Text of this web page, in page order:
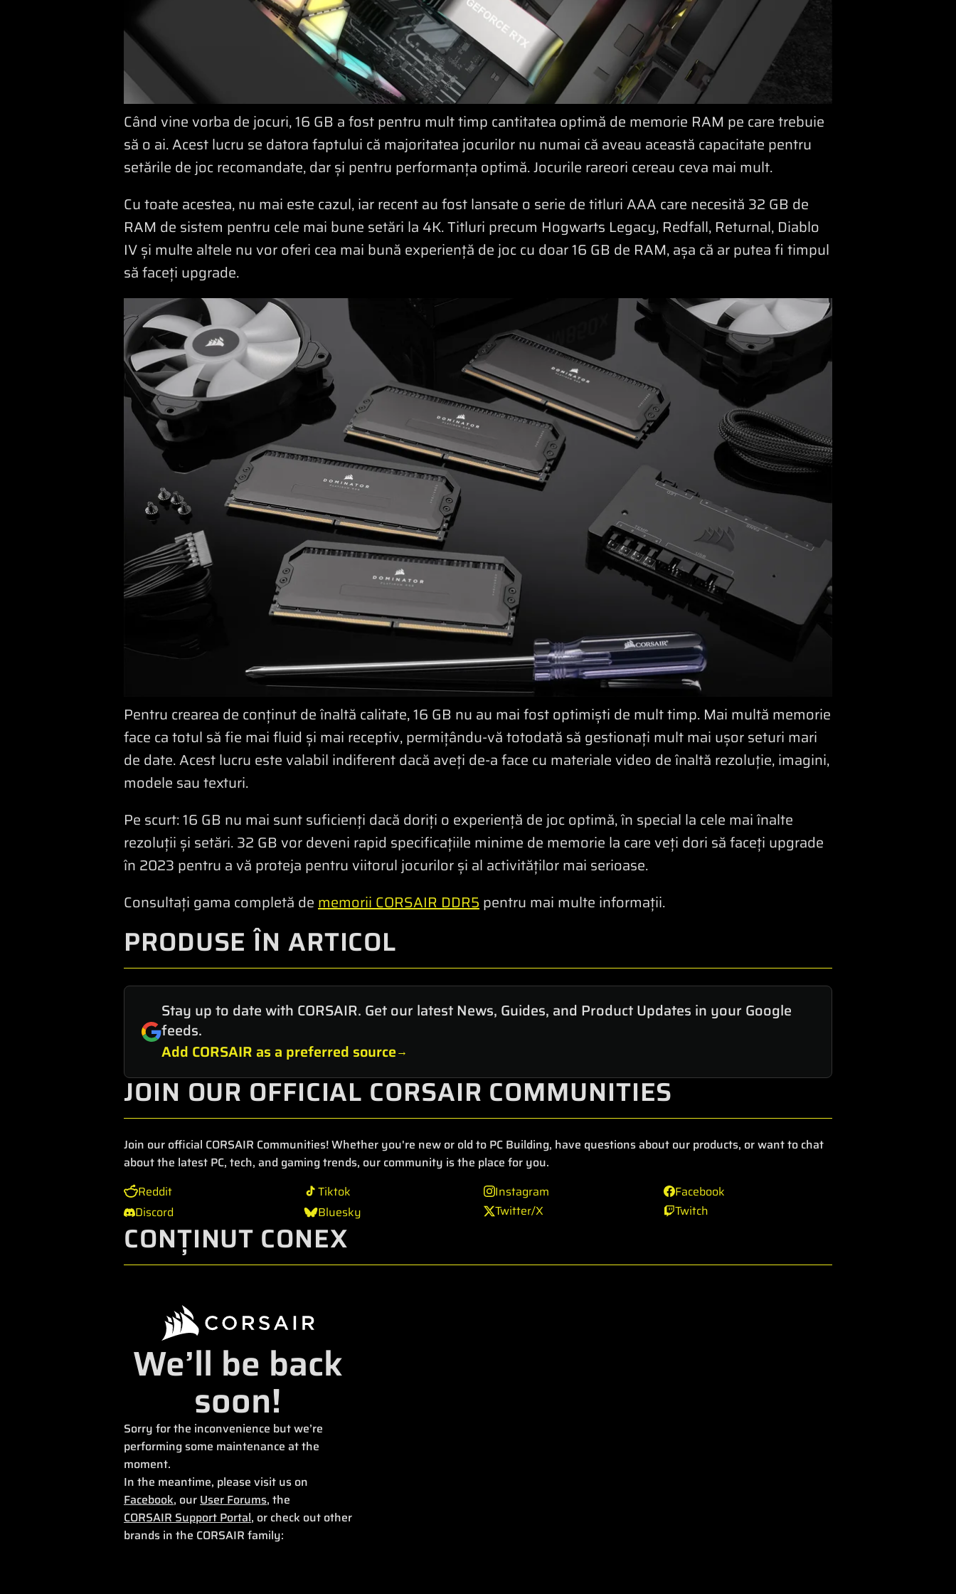
Când vine vorba de jocuri, 16 GB a fost pentru mult timp cantitatea optimă de memorie RAM pe care trebuie
să o ai. Acest lucru se datora faptului că majoritatea jocurilor nu numai că aveau această capacitate pentru
setările de joc recomandate, dar și pentru performanța optimă. Jocurile rareori cereau ceva mai mult.
Cu toate acestea, nu mai este cazul, iar recent au fost lansate o serie de titluri AAA care necesită 32 GB de
RAM de sistem pentru cele mai bune setări la 4K. Titluri precum Hogwarts Legacy, Redfall, Returnal, Diablo
IV și multe altele nu vor oferi cea mai bună experiență de joc cu doar 16 GB de RAM, așa că ar putea fi timpul
să faceți upgrade.
Pentru crearea de conținut de înaltă calitate, 16 GB nu au mai fost optimiști de mult timp. Mai multă memorie
face ca totul să fie mai fluid și mai receptiv, permițându-vă totodată să gestionați mult mai ușor seturi mari
de date. Acest lucru este valabil indiferent dacă aveți de-a face cu materiale video de înaltă rezoluție, imagini,
modele sau texturi.
Pe scurt: 16 GB nu mai sunt suficienți dacă doriți o experiență de joc optimă, în special la cele mai înalte
rezoluții și setări. 32 GB vor deveni rapid specificațiile minime de memorie la care veți dori să faceți upgrade
în 2023 pentru a vă proteja pentru viitorul jocurilor și al activităților mai serioase.
Consultați gama completă dememorii CORSAIR DDR5pentru mai multe informații.
PRODUSE ÎN ARTICOL
Stay up to date with CORSAIR. Get our latest News, Guides, and Product Updates in your Google
feeds.
Add CORSAIR as a preferred source
JOIN OUR OFFICIAL CORSAIR COMMUNITIES
Join our official CORSAIR Communities! Whether you're new or old to PC Building, have questions about our products, or want to chat
about the latest PC, tech, and gaming trends, our community is the place for you.
Reddit
Discord
Tiktok
Bluesky
Instagram
Twitter/X
Facebook
Twitch
CONȚINUT CONEX
We’ll be back
soon!
Sorry for the inconvenience but we’re
performing some maintenance at the
moment.
In the meantime, please visit us on
Facebook, ourUser Forums, the
CORSAIR Support Portal, or check out other
brands in the CORSAIR family: